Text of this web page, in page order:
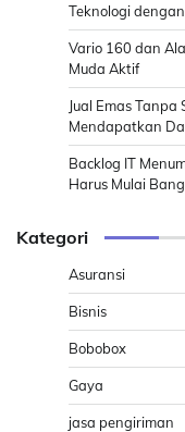
Teknologi
Vario 160 dan
Muda Aktif
Jual Emas Tanpa
Mendapatkan
Backlog IT
Harus Mulai
Kategori
Asuransi
Bisnis
Bobobox
Gaya
jasa pengiriman